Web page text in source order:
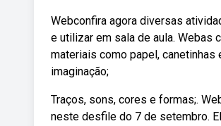
Webconfira agora diversas
e utilizar em sala de aula. Webas
materiais como papel,
imaginação;
Traços, sons, cores e formas;.
neste desfile do 7 de setembro.